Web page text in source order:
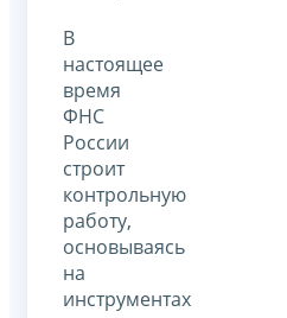
В
настоящее
время
ФНС
России
строит
контрольную
работу,
основываясь
на
инструментах